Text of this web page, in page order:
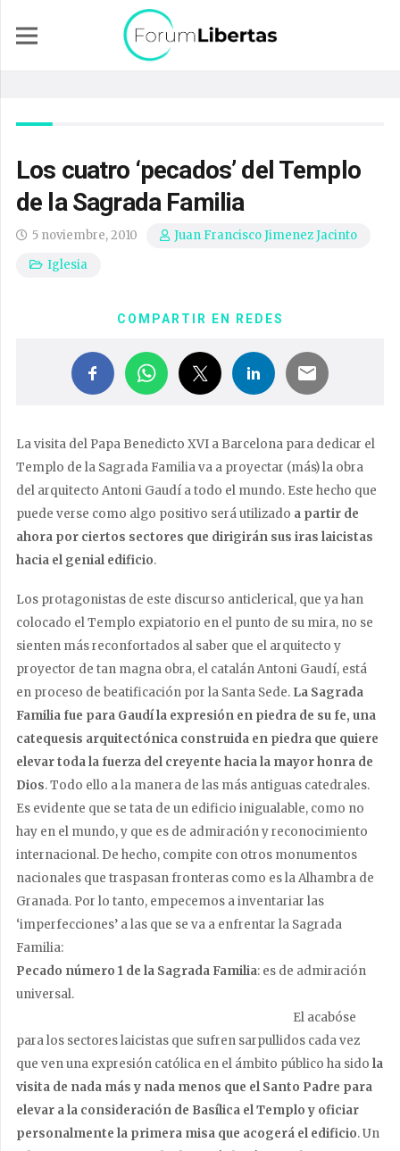
Los cuatro ‘pecados’ del Templo
de la Sagrada Familia
5 noviembre, 2010
Juan Francisco Jimenez Jacinto
Iglesia
COMPARTIR EN REDES
La visita del Papa Benedicto XVI a Barcelona para dedicar el
Templo de la Sagrada Familia va a proyectar (más) la obra
del arquitecto Antoni Gaudí a todo el mundo. Este hecho que
puede verse como algo positivo será utilizado a partir de
ahora por ciertos sectores que dirigirán sus iras laicistas
hacia el genial edificio.
Los protagonistas de este discurso anticlerical, que ya han
colocado el Templo expiatorio en el punto de su mira, no se
sienten más reconfortados al saber que el arquitecto y
proyector de tan magna obra, el catalán Antoni Gaudí, está
en proceso de beatificación por la Santa Sede. La Sagrada
Familia fue para Gaudí la expresión en piedra de su fe, una
catequesis arquitectónica construida en piedra que quiere
elevar toda la fuerza del creyente hacia la mayor honra de
Dios. Todo ello a la manera de las más antiguas catedrales.
Es evidente que se tata de un edificio inigualable, como no
hay en el mundo, y que es de admiración y reconocimiento
internacional. De hecho, compite con otros monumentos
nacionales que traspasan fronteras como es la Alhambra de
Granada. Por lo tanto, empecemos a inventariar las
‘imperfecciones’ a las que se va a enfrentar la Sagrada
Familia:
Pecado número 1 de la Sagrada Familia: es de admiración
universal.
El acabóse
para los sectores laicistas que sufren sarpullidos cada vez
que ven una expresión católica en el ámbito público ha sido la
visita de nada más y nada menos que el Santo Padre para
elevar a la consideración de Basílica el Templo y oficiar
personalmente la primera misa que acogerá el edificio. Un